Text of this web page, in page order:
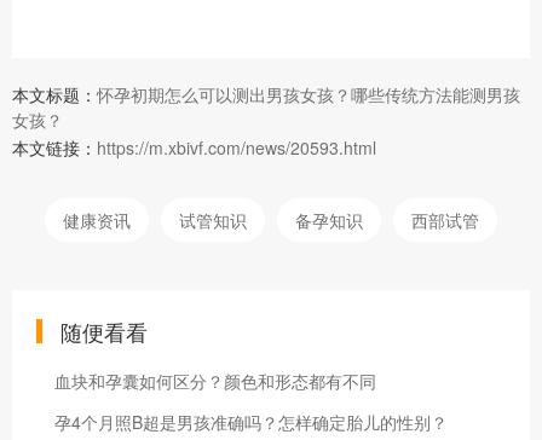
本文标题：怀孕初期怎么可以测出男孩女孩？哪些传统方法能测男孩
女孩？
本文链接： https://m.xbivf.com/news/20593.html
健康资讯 试管知识 备孕知识 西部试管
随便看看
血块和孕囊如何区分？颜色和形态都有不同
孕4个月照B超是男孩准确吗？怎样确定胎儿的性别？